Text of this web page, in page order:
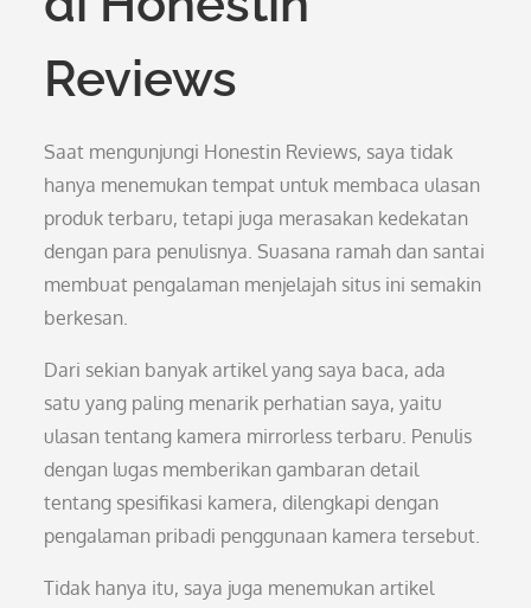
Reviews
Saat mengunjungi Honestin Reviews, saya tidak
hanya menemukan tempat untuk membaca ulasan
produk terbaru, tetapi juga merasakan kedekatan
dengan para penulisnya. Suasana ramah dan santai
membuat pengalaman menjelajah situs ini semakin
berkesan.
Dari sekian banyak artikel yang saya baca, ada
satu yang paling menarik perhatian saya, yaitu
ulasan tentang kamera mirrorless terbaru. Penulis
dengan lugas memberikan gambaran detail
tentang spesifikasi kamera, dilengkapi dengan
pengalaman pribadi penggunaan kamera tersebut.
Tidak hanya itu, saya juga menemukan artikel